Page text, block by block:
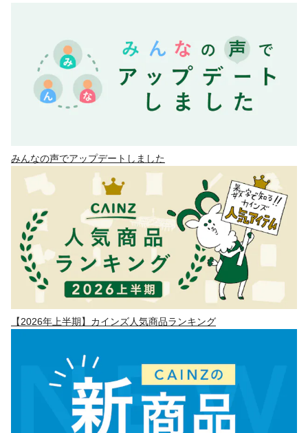
みんなの声でアップデートしました
【2026年上半期】カインズ人気商品ランキング